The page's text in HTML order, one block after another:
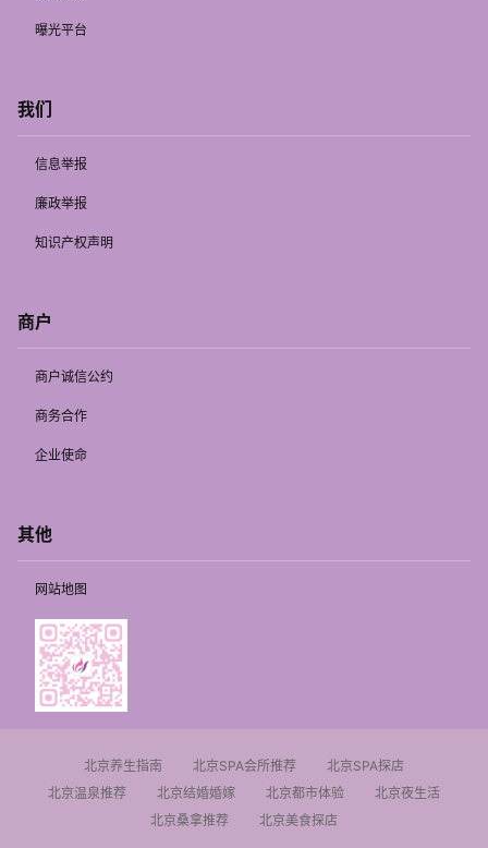
曝光平台
我们
信息举报
廉政举报
知识产权声明
商户
商户诚信公约
商务合作
企业使命
其他
网站地图
北京养生指南 北京SPA会所推荐
北京SPA探店
北京温泉推荐
北京结婚婚嫁 北京都市体验
北京夜生活
北京桑拿推荐
北京美食探店